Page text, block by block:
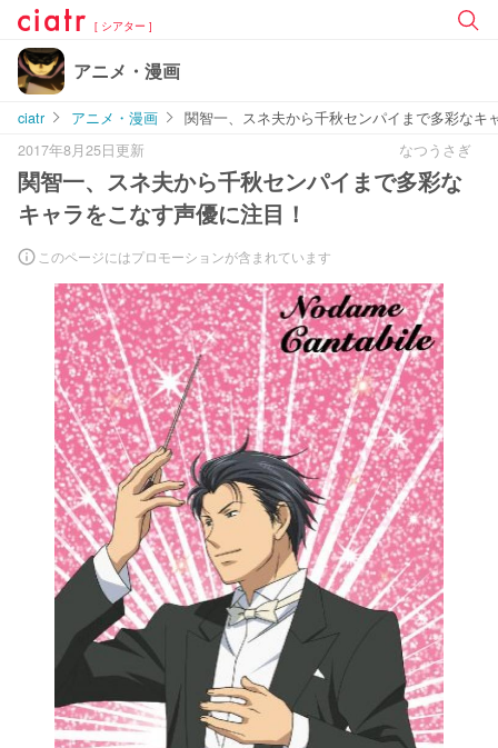
[ シアター ]
アニメ・漫画
ciatr アニメ・漫画
関智一、スネ夫から千秋センパイまで多彩なキ
2017年8月25日更新
なつうさぎ
関智一、スネ夫から千秋センパイまで多彩な
キャラをこなす声優に注目！
このページにはプロモーションが含まれています